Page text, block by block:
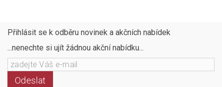
Přihlásit se k odběru novinek a akčních nabídek
...nenechte si ujít žádnou akční nabídku...
Odeslat